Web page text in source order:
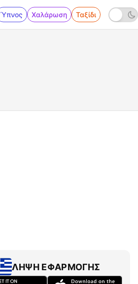
Ύπνος Χαλάρωση Ταξίδι
ΛΉΨΗ ΕΦΑΡΜΟΓΉΣ